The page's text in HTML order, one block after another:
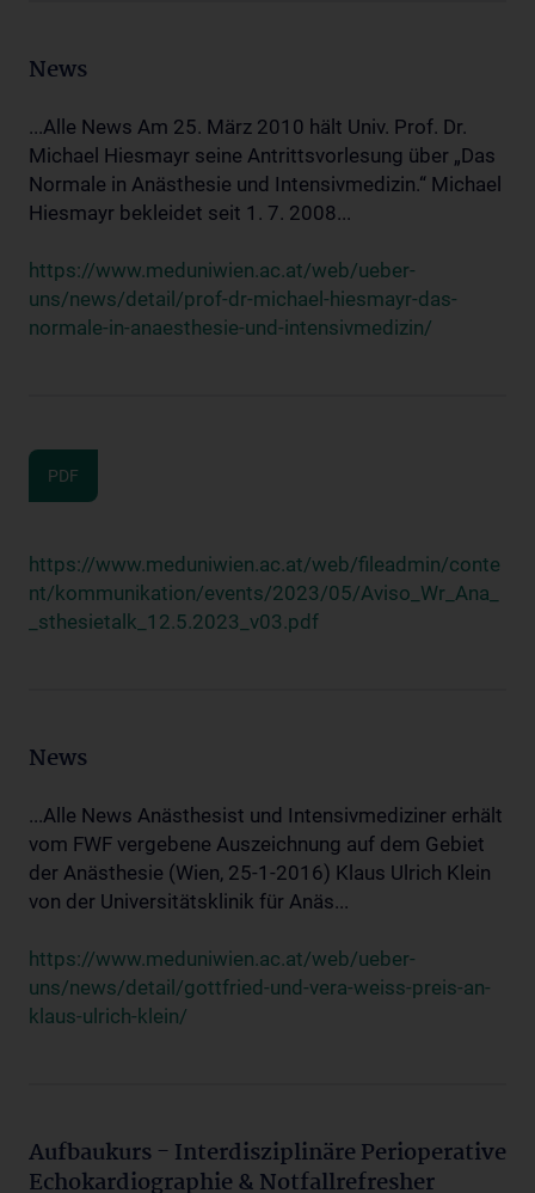
News
...Alle News Am 25. März 2010 hält Univ. Prof. Dr.
Michael Hiesmayr seine Antrittsvorlesung über „Das
Normale in Anästhesie und Intensivmedizin.“ Michael
Hiesmayr bekleidet seit 1. 7. 2008...
https://www.meduniwien.ac.at/web/ueber-
uns/news/detail/prof-dr-michael-hiesmayr-das-
normale-in-anaesthesie-und-intensivmedizin/
PDF
https://www.meduniwien.ac.at/web/fileadmin/conte
nt/kommunikation/events/2023/05/Aviso_Wr_Ana_
_sthesietalk_12.5.2023_v03.pdf
News
...Alle News Anästhesist und Intensivmediziner erhält
vom FWF vergebene Auszeichnung auf dem Gebiet
der Anästhesie (Wien, 25-1-2016) Klaus Ulrich Klein
von der Universitätsklinik für Anäs...
https://www.meduniwien.ac.at/web/ueber-
uns/news/detail/gottfried-und-vera-weiss-preis-an-
klaus-ulrich-klein/
Aufbaukurs - Interdisziplinäre Perioperative
Echokardiographie & Notfallrefresher